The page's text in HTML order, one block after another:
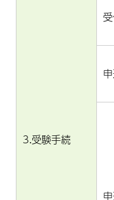
3.受験手続